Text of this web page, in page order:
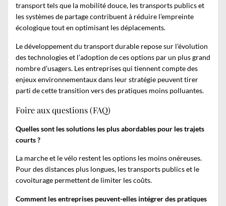
transporttels que la mobilité douce, les transports publics et
les systèmes de partage contribuent à réduire l’empreinte
écologique tout en optimisant les déplacements.
Le développement du transport durable repose sur l’évolution
des technologies et l’adoption de ces options par un plus grand
nombre d’usagers. Les entreprises qui tiennent compte des
enjeux environnementaux dans leur stratégie peuvent tirer
parti de cette transition vers des pratiques moins polluantes.
Foire aux questions (FAQ)
Quelles sont les solutions les plus abordables pour les trajets
courts ?
La marche et le vélo restent les options les moins onéreuses.
Pour des distances plus longues, les transports publics et le
covoiturage permettent de limiter les coûts.
Comment les entreprises peuvent-elles intégrer des pratiques